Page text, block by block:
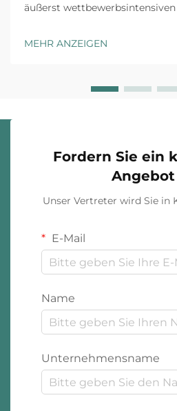
äußerst
zu einem strategischen
MEHR ANZEIGEN
Fordern Sie ein
Angebot
Unser Vertreter wird Sie in
E-Mail
Name
Unternehmensname